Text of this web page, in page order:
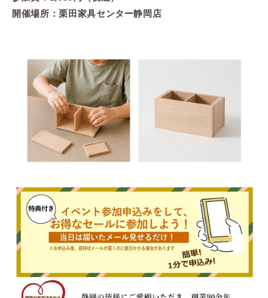
開催場所：栗田家具センター静岡店